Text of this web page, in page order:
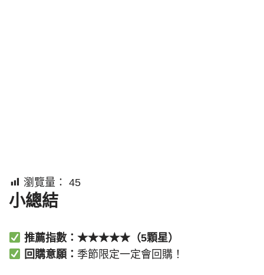
瀏覽量： 45
小總結
推薦指數：★★★★★（5顆星）
回購意願： 季節限定一定會回購！